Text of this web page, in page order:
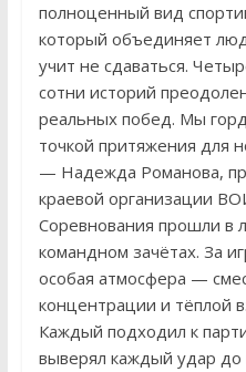
полноценный вид
который объединяет
учит не сдаваться.
сотни историй
реальных побед. Мы
точкой притяжения для
— Надежда Романова,
краевой организации
Соревнования прошли в
командном зачётах. За
особая атмосфера —
концентрации и тёплой
Каждый подходил к
выверял каждый удар до